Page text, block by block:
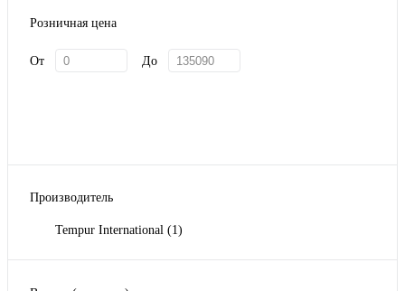
Розничная цена
От До
Производитель
Tempur International (1)